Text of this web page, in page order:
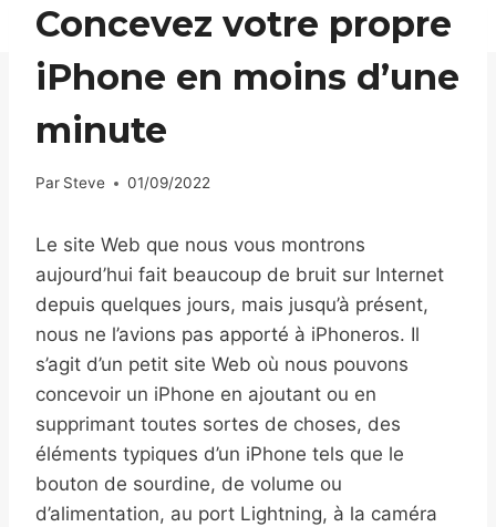
Concevez votre propre
iPhone en moins d’une
minute
Par Steve 01/09/2022
Le site Web que nous vous montrons
aujourd’hui fait beaucoup de bruit sur Internet
depuis quelques jours, mais jusqu’à présent,
nous ne l’avions pas apporté à iPhoneros. Il
s’agit d’un petit site Web où nous pouvons
concevoir un iPhone en ajoutant ou en
supprimant toutes sortes de choses, des
éléments typiques d’un iPhone tels que le
bouton de sourdine, de volume ou
d’alimentation, au port Lightning, à la caméra